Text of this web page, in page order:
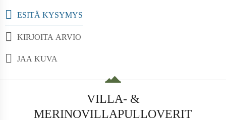
ESITÄ KYSYMYS
KIRJOITA ARVIO
JAA KUVA
VILLA- &
MERINOVILLAPULLOVERIT